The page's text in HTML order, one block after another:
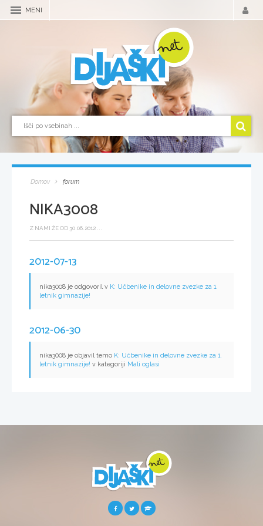
MENI
Domov forum
NIKA3008
Z NAMI ŽE OD 30.06.2012 ...
2012-07-13
nika3008 je odgovoril v K: Učbenike in delovne zvezke za 1.
letnik gimnazije!
2012-06-30
nika3008 je objavil temo K: Učbenike in delovne zvezke za 1.
letnik gimnazije! v kategoriji Mali oglasi